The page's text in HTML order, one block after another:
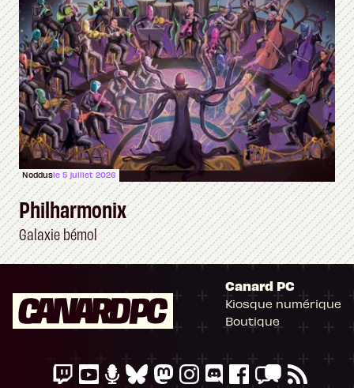
Noddusle 5 juillet 2026
Philharmonix
Galaxie bémol
Canard PC
Kiosque numérique
Boutique